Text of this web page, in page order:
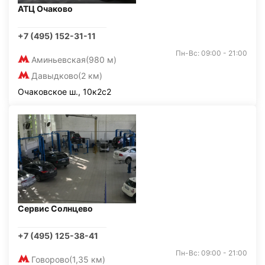
АТЦ Очаково
+7 (495) 152-31-11
Аминьевская(980 м)
Давыдково(2 км)
Пн-Вс: 09:00 - 21:00
Очаковское ш., 10к2с2
Сервис Солнцево
+7 (495) 125-38-41
Говорово(1,35 км)
Пн-Вс: 09:00 - 21:00